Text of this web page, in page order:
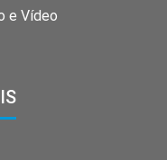
e Vídeo